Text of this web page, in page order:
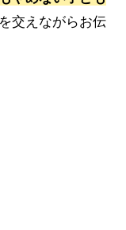
交えながらお伝